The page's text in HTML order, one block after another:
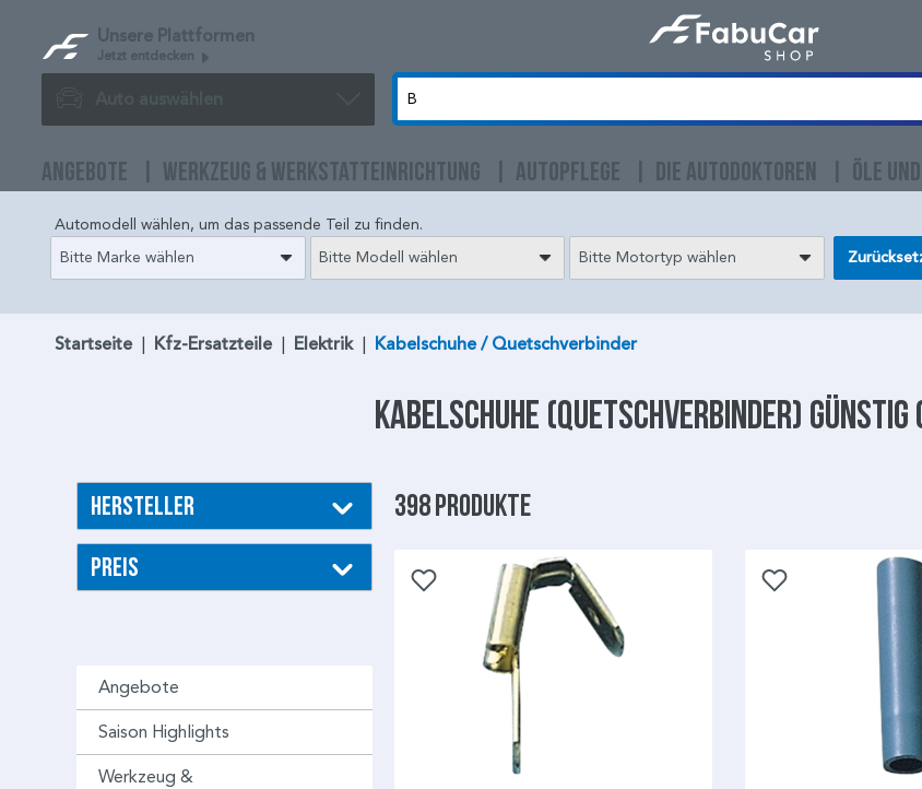
Unsere Plattformen
Jetzt entdecken
Auto auswählen
ANGEBOTE WERKZEUG & WERKSTATTEINRICHTUNG AUTOPFLEGE DIE AUTODOKTOREN ÖLE
Automodell wählen, um das passende Teil zu finden.
Bitte Marke wählen
Bitte Modell wählen Bitte Motortyp wählen
Startseite Kfz-Ersatzteile Elektrik Kabelschuhe / Quetschverbinder
Kabelschuhe (Quetschverbinder) günstig
Hersteller
Preis
Angebote
Saison Highlights
Werkzeug &
398 Produkte